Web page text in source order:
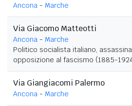
Ancona - Marche
Via Giacomo Matteotti
Ancona - Marche
Politico socialista italiano,
opposizione al fascismo (1885-
Via Giangiacomi Palermo
Ancona - Marche